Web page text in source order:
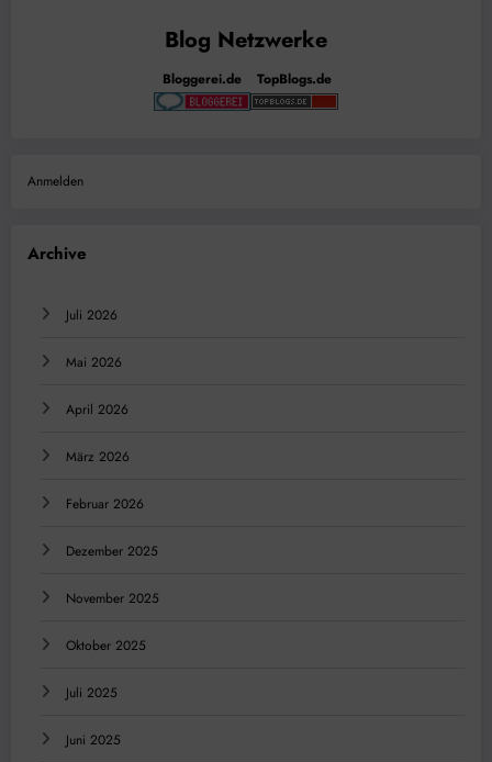
Bloggerei.de TopBlogs.de
Anmelden
Archive
Juli 2026
Mai 2026
April 2026
März 2026
Februar 2026
Dezember 2025
November 2025
Oktober 2025
Juli 2025
Juni 2025